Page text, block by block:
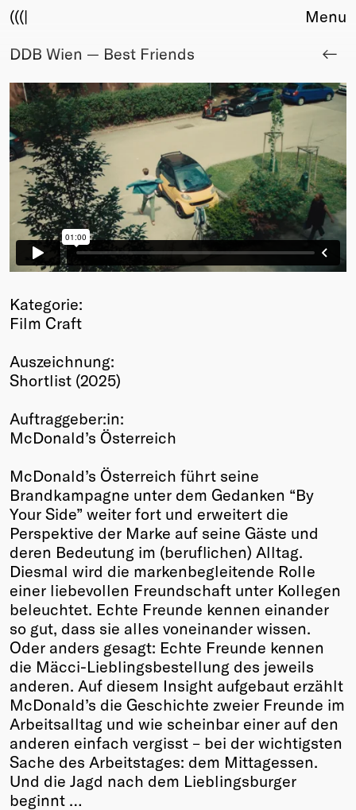
(((|
About
Award
Sponsors
Fair Work
TBD
Events
Upcoming
Past
Membership
Members
Young Creatives
Winners
Past
Annual
Menu
DDB Wien — Best Friends
Kategorie:
Film Craft
Auszeichnung:
Shortlist (2025)
Auftraggeber:in:
McDonald’s Österreich
McDonald’s Österreich führt seine
Brandkampagne unter dem Gedanken “By
Your Side” weiter fort und erweitert die
Perspektive der Marke auf seine Gäste und
deren Bedeutung im (beruflichen) Alltag.
Diesmal wird die markenbegleitende Rolle
einer liebevollen Freundschaft unter Kollegen
beleuchtet. Echte Freunde kennen einander
so gut, dass sie alles voneinander wissen.
Oder anders gesagt: Echte Freunde kennen
die Mäcci-Lieblingsbestellung des jeweils
anderen. Auf diesem Insight aufgebaut erzählt
McDonald’s die Geschichte zweier Freunde im
Arbeitsalltag und wie scheinbar einer auf den
anderen einfach vergisst – bei der wichtigsten
Sache des Arbeitstages: dem Mittagessen.
Und die Jagd nach dem Lieblingsburger
beginnt …